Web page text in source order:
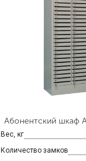
Абонентский шкаф
Вес, кг
Количество замков